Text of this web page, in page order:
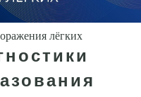
лёгких